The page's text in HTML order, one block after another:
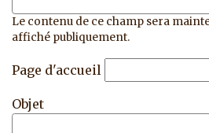
Le contenu de ce champ sera
affiché publiquement.
Page d'accueil
Objet